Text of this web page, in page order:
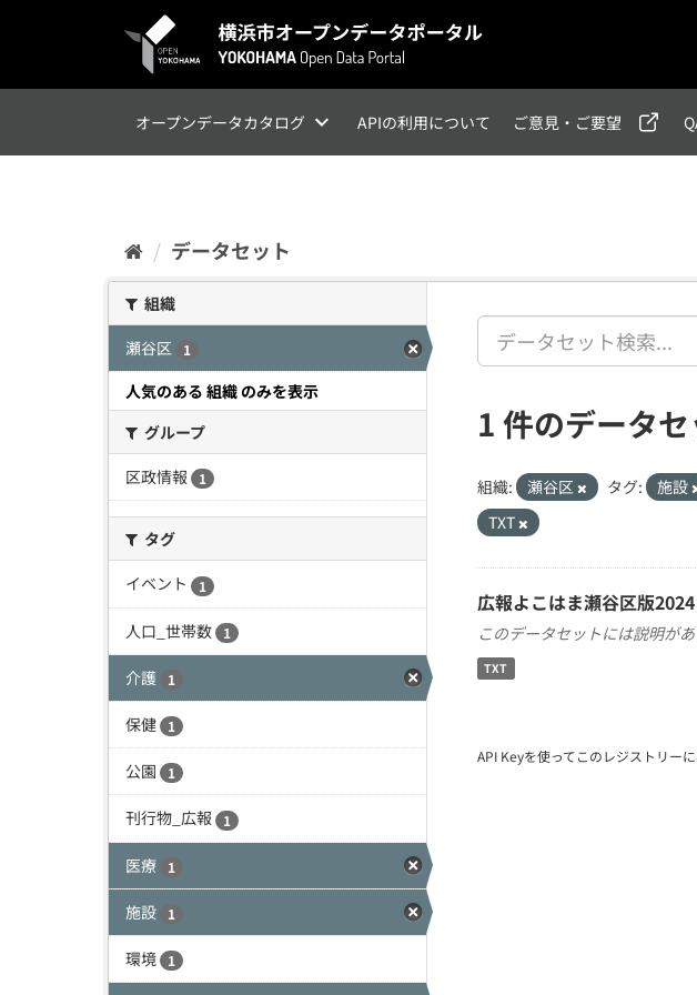
オープンデータカタログ APIの利用について ご意見・ご要望
データセット
組織
瀬谷区
1
人気のある 組織 のみを表示
グループ
区政情報
1
タグ
イベント
1
人口_世帯数 1
介護 1
保健 1
公園 1
刊行物_広報 1
医療 1
施設 1
環境 1
1 件のデータ
組織: 瀬谷区 タグ: 施設
TXT
広報よこはま瀬谷区版
このデータセットには説明が
TXT
API Keyを使ってこのレジストリー